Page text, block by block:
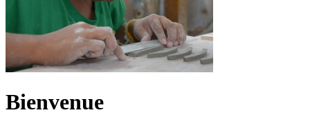
Bienvenue